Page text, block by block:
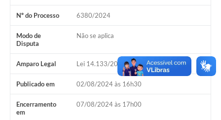
Projetos
Links
Nº do Processo 6380/2024
Modo de
Disputa
Não se aplica
Amparo Legal Lei 14.133/2021, Art 75, II
Publicado em 02/08/2024 às 16h30
Encerramento
em
07/08/2024 às 17h00